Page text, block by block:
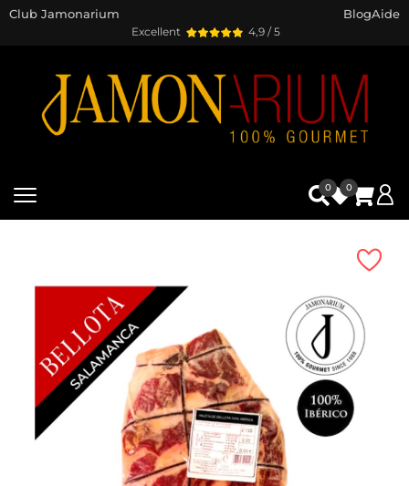
Excellent 4,9 / 5
Club Jamonarium BlogAide
0 0